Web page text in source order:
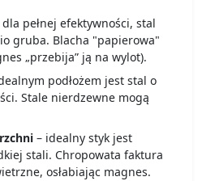
dla pełnej efektywności, stal
gruba. Blacha "papierowa"
„przebija” ją na wylot).
podłożem jest stal o
Stale nierdzewne mogą
– idealny styk jest
stali. Chropowata faktura
osłabiając magnes.